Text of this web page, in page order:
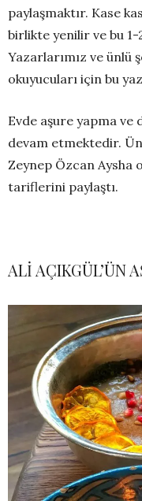
paylaşmaktır. Kase
birlikte yenilir ve bu 1-
Yazarlarımız ve ünlü
okuyucuları için bu
Evde aşure yapma ve
devam etmektedir.
Zeynep Özcan Aysha
tariflerini paylaştı.
ALİ AÇIKGÜL’ÜN